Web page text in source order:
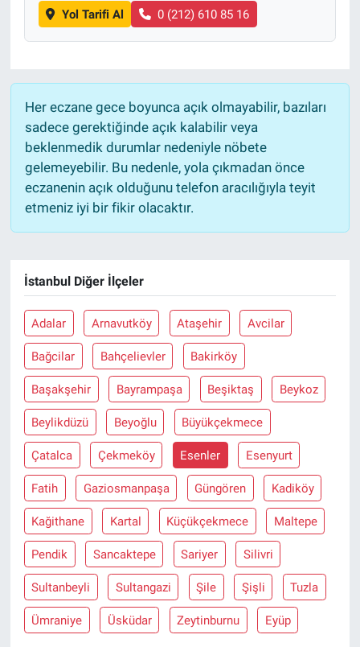
Yol Tarifi Al 0 (212) 610 85 16
Her eczane gece boyunca açık olmayabilir, bazıları
sadece gerektiğinde açık kalabilir veya
beklenmedik durumlar nedeniyle nöbete
gelemeyebilir. Bu nedenle, yola çıkmadan önce
eczanenin açık olduğunu telefon aracılığıyla teyit
etmeniz iyi bir fikir olacaktır.
İstanbul Diğer İlçeler
Adalar Arnavutköy Ataşehir Avcilar
Bağcilar Bahçelievler Bakirköy
Başakşehir Bayrampaşa Beşiktaş Beykoz
Beylikdüzü Beyoğlu Büyükçekmece
Çatalca Çekmeköy Esenler Esenyurt
Fatih Gaziosmanpaşa Güngören Kadiköy
Kağithane Kartal Küçükçekmece Maltepe
Pendik Sancaktepe Sariyer Silivri
Sultanbeyli Sultangazi Şile Şişli Tuzla
Ümraniye Üsküdar Zeytinburnu Eyüp